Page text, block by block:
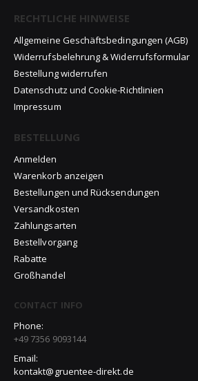
RECHTLICHE HINWEISE
Allgemeine Geschäftsbedingungen (AGB)
Widerrufsbelehrung & Widerrufsformular
Bestellung widerrufen
Datenschutz und Cookie-Richtlinien
Impressum
BESTELLUNG
Anmelden
Warenkorb anzeigen
Bestellungen und Rücksendungen
Versandkosten
Zahlungsarten
Bestellvorgang
Rabatte
Großhandel
CONTACT INFO
Phone:
+49 7356 9093144
Email:
kontakt@gruentee-direkt.de